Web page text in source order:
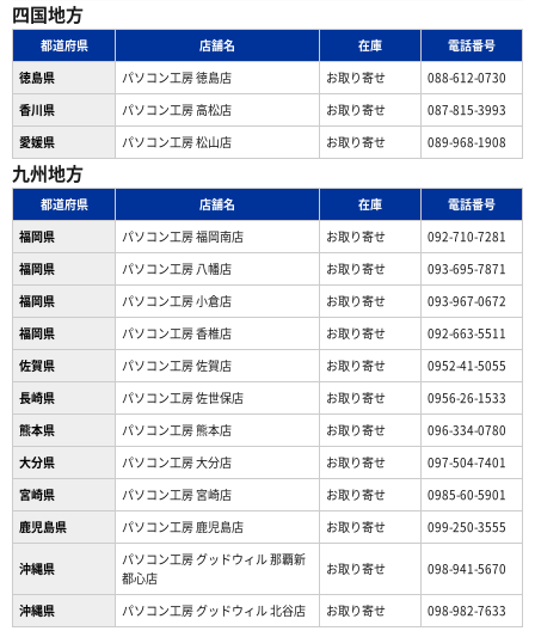
四国地方
都道府県 店舗名 在庫
電話番号
徳島県
パソコン工房 徳島店 お取り寄せ
088-612-0730
香川県
パソコン工房 高松店 お取り寄せ
087-815-3993
愛媛県
パソコン工房 松山店 お取り寄せ 089-968-1908
九州地方
都道府県 店舗名 在庫
電話番号
福岡県
パソコン工房 福岡南店 お取り寄せ
092-710-7281
福岡県
パソコン工房 八幡店 お取り寄せ
093-695-7871
福岡県
パソコン工房 小倉店 お取り寄せ
093-967-0672
福岡県
パソコン工房 香椎店 お取り寄せ
092-663-5511
佐賀県
パソコン工房 佐賀店 お取り寄せ
0952-41-5055
長崎県
パソコン工房 佐世保店 お取り寄せ
0956-26-1533
熊本県
パソコン工房 熊本店 お取り寄せ
096-334-0780
大分県
パソコン工房 大分店 お取り寄せ
097-504-7401
宮崎県
パソコン工房 宮崎店 お取り寄せ
0985-60-5901
鹿児島県
パソコン工房 鹿児島店 お取り寄せ 099-250-3555
沖縄県
パソコン工房 グッドウィル 那覇新
都心店
お取り寄せ 098-941-5670
沖縄県 パソコン工房 グッドウィル 北谷店 お取り寄せ 098-982-7633